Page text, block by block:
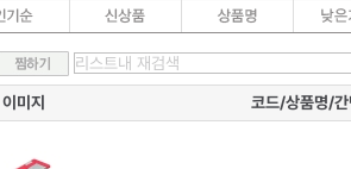
이미지 코드/상품명/간